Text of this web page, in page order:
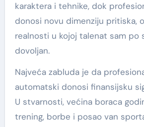
karaktera i tehnike, dok
donosi novu dimenziju pritiska,
realnosti u kojoj talenat sam po
dovoljan.
Najveća zabluda je da
automatski donosi finansijsku
U stvarnosti, većina boraca
trening, borbe i posao van